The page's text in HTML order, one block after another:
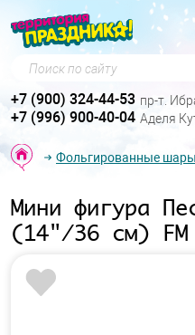
Поиск по сайту
+7 (900) 324-44-53 пр-т.
+7 (996) 900-40-04 Аделя
Фольгированные шары
Мини фигура
(14"/36 см)